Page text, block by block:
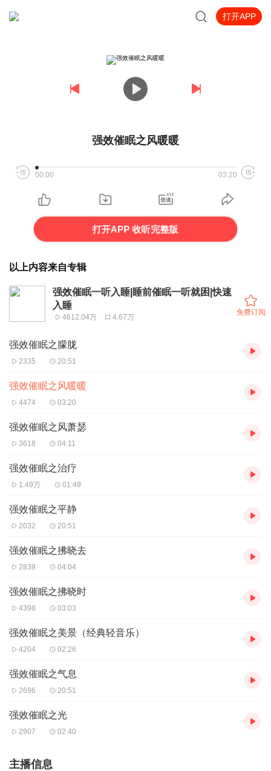
打开APP
强效催眠之风暖暖
00:00 03:20
打开APP 收听完整版
以上内容来自专辑
强效催眠一听入睡|睡前催眠一听就困|快速
入睡
4612.04万 4.67万
免费订阅
强效催眠之朦胧
2335 20:51
强效催眠之风暖暖
4474 03:20
强效催眠之风萧瑟
3618 04:11
强效催眠之治疗
1.49万 01:49
强效催眠之平静
2032 20:51
强效催眠之拂晓去
2839 04:04
强效催眠之拂晓时
4398 03:03
强效催眠之美景（经典轻音乐）
4204 02:26
强效催眠之气息
2696 20:51
强效催眠之光
2907 02:40
主播信息